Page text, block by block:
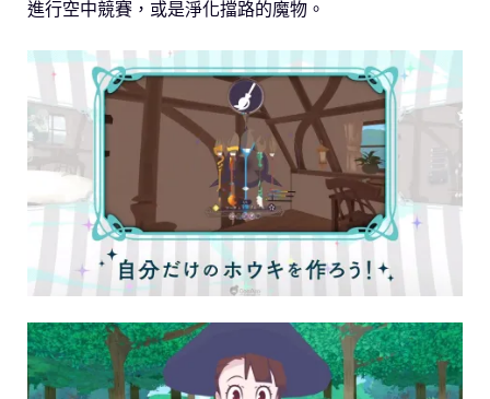
進行空中競賽，或是淨化擋路的魔物。